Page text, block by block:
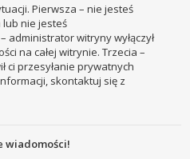
Pierwsza – nie jesteś
nie jesteś
administrator witryny wyłączył
na całej witrynie. Trzecia –
ci przesyłanie prywatnych
skontaktuj się z
wiadomości!